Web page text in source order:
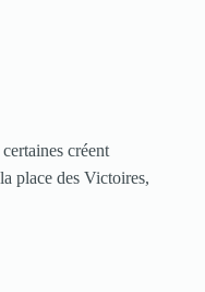
créent
place des Victoires,